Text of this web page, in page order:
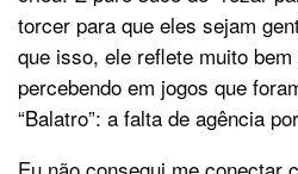
torcer para que eles sejam
que isso, ele reflete muito
percebendo em jogos que
“Balatro”: a falta de agência